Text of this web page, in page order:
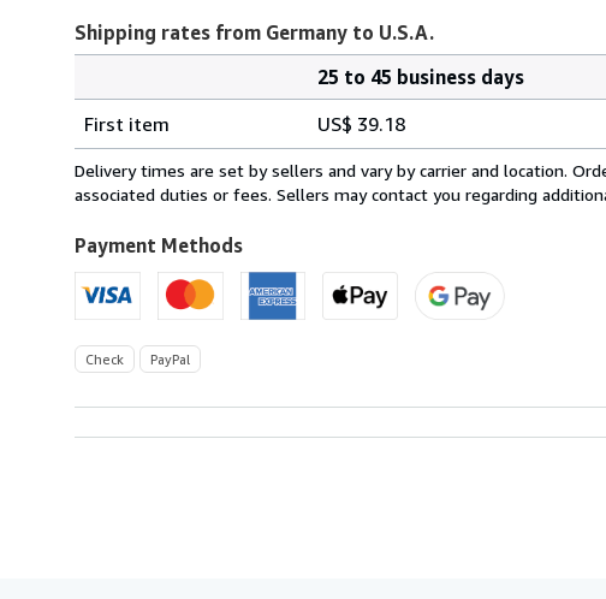
Shipping rates from Germany to U.S.A.
rates
from
Germany
U.S.A.
25 to 45 business days
First item
US$ 39.18
Delivery times are set by sellers and vary by carrier and location.
associated duties or fees. Sellers may contact you regarding
Payment Methods
Check PayPal